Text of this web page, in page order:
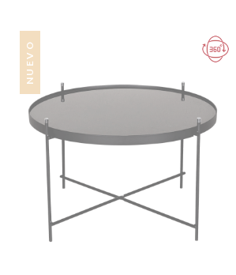
NUEVO